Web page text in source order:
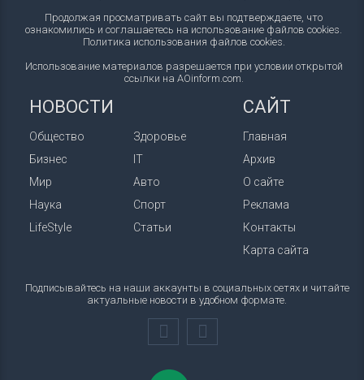
Продолжая просматривать сайт вы подтверждаете, что
ознакомились и соглашаетесь на использование файлов cookies.
Политика использования файлов cookies.
Использование материалов разрешается при условии открытой
ссылки на AOinform.com.
НОВОСТИ
Общество
Бизнес
Мир
Наука
LifeStyle
Здоровье
IT
Авто
Спорт
Статьи
САЙТ
Главная
Архив
О сайте
Реклама
Контакты
Карта сайта
Подписывайтесь на наши аккаунты в социальных сетях и читайте
актуальные новости в удобном формате.